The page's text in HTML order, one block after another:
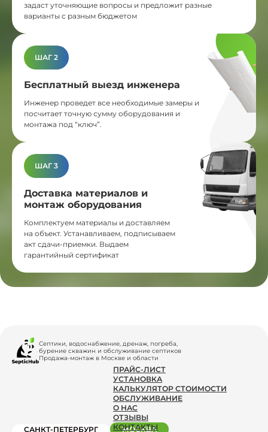
задаст уточняющие вопросы и предложит разные
варианты с разным бюджетом
ШАГ 2
Бесплатный выезд инженера
Инженер проведет все необходимые замеры и
посчитает точную сумму оборудования и
монтажа под “ключ”.
ШАГ 3
Доставка материалов и
монтаж оборудования
Комплектуем материалы и доставляем
на объект. Устанавливаем, подписываем
акт сдачи-приемки. Выдаем
гарантийный сертификат
Септики, водоснабжение, дренаж, погреба,
бурение скважин и обслуживание септиков
Продажа-монтаж в Москве и области
ПРАЙС-ЛИСТ
УСТАНОВКА
КАЛЬКУЛЯТОР СТОИМОСТИ
ОБСЛУЖИВАНИЕ
О НАС
ОТЗЫВЫ
КОНТАКТЫ
САНКТ-ПЕТЕРБУРГ МОСКВА